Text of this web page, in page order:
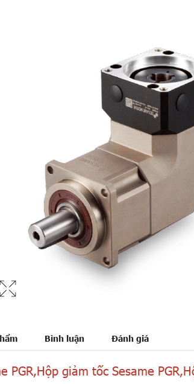
Bình luận Đánh giá
PGR,Hộp giảm tốc Sesame